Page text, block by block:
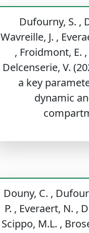
Dufourny, S. ,
Wavreille, J. ,
, Froidmont, E.
Delcenserie, V.
a key
dynamic
Douny, C. ,
P. , Everaert, N. ,
Scippo, M.L. ,